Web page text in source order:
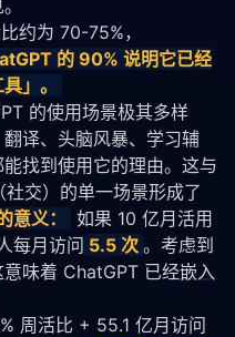
约为 70-75%，
的 90% 说明它已经
」。
的使用场景极其多样
译、头脑风暴、学习辅
找到使用它的理由。这与
交）的单一场景形成了
意义：
如果 10 亿月活用
每月访问 5.5 次 。考虑到
味着 ChatGPT 已经嵌入
周活比 + 55.1 亿月访问